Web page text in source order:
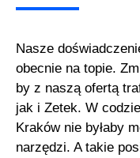
Nasze
obecnie na topie.
by z naszą ofertą
jak i Zetek. W
Kraków nie byłaby
narzędzi. A takie